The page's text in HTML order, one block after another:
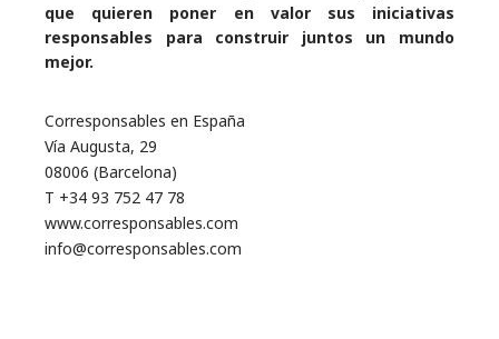
que quieren poner en valor sus iniciativas
responsables para construir juntos un mundo
mejor.
Corresponsables en España
Vía Augusta, 29
08006 (Barcelona)
T +34 93 752 47 78
www.corresponsables.com
info@corresponsables.com